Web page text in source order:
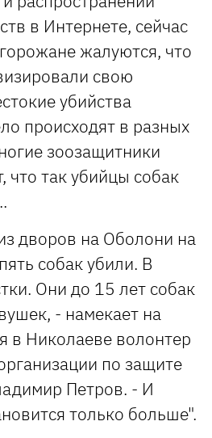
в Интернете, сейчас
жалуются, что
свою
убийства
происходят в разных
зоозащитники
так убийцы собак
дворов на Оболони на
собак убили. В
Они до 15 лет собак
- намекает на
в Николаеве волонтер
по защите
Петров. - И
только больше".